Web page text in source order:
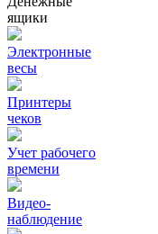
ящики
Электронные
весы
Принтеры
чеков
Учет рабочего
времени
Видео‑
наблюдение